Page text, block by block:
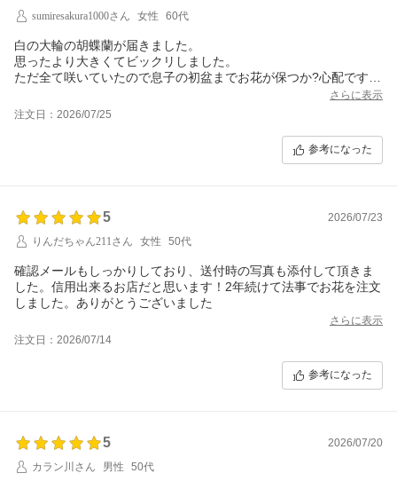
sumiresakura1000さん
女性 60代
白の大輪の胡蝶蘭が届きました。
思ったより大きくてビックリしました。
ただ全て咲いていたので息子の初盆までお花が保つか?心配です
また宜しくお願いします。
さらに表示
注文日：2026/07/25
参考になった
5
2026/07/23
りんだちゃん211さん
女性 50代
確認メールもしっかりしており、送付時の写真も添付して頂きま
した。信用出来るお店だと思います！2年続けて法事でお花を注文
しました。ありがとうございました
さらに表示
注文日：2026/07/14
参考になった
5
2026/07/20
カラン川さん
男性 50代